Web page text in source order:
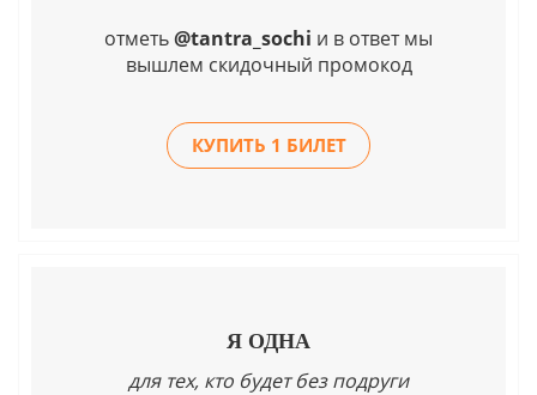
отметь@tantra_sochi и в ответ мы
вышлем скидочный промокод
КУПИТЬ 1 БИЛЕТ
Я ОДНА
для тех, кто будет без подруги